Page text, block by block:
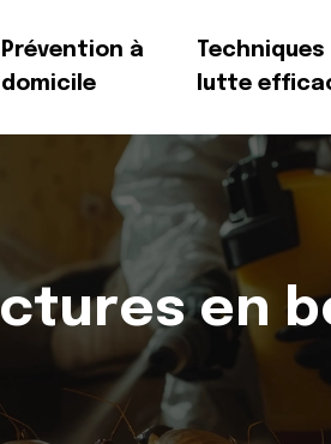
Prévention à
domicile
Techniques
lutte
en